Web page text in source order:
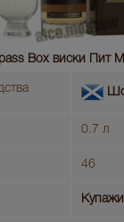
Box виски Пит
0.7 л
46